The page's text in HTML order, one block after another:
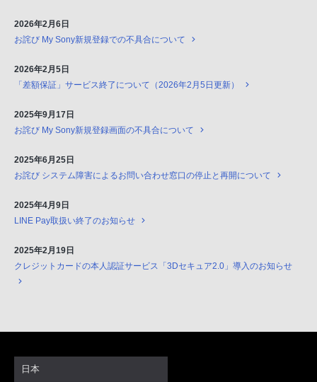
2026年2月6日
お詫び My Sony新規登録での不具合について
2026年2月5日
「差額保証」サービス終了について（2026年2月5日更新）
2025年9月17日
お詫び My Sony新規登録画面の不具合について
2025年6月25日
お詫び システム障害によるお問い合わせ窓口の停止と再開について
2025年4月9日
LINE Pay取扱い終了のお知らせ
2025年2月19日
クレジットカードの本人認証サービス「3Dセキュア2.0」導入のお知らせ
日本